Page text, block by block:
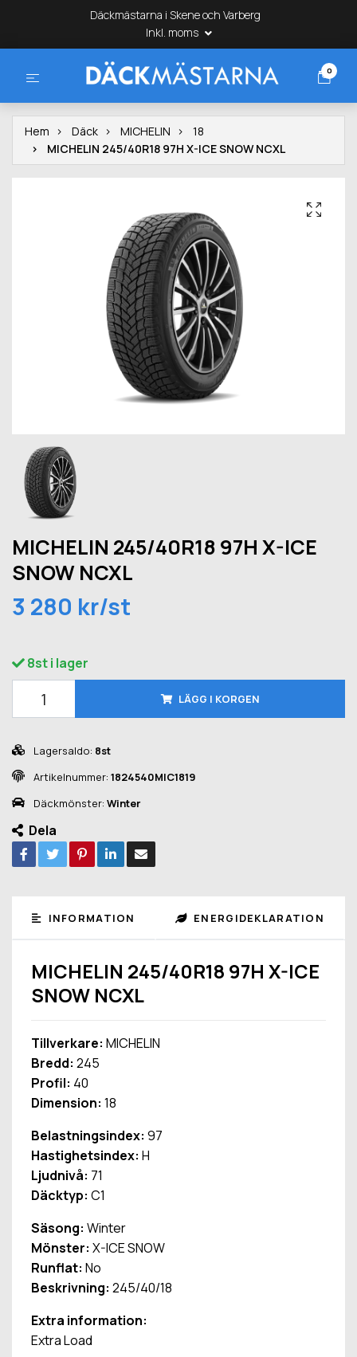
Däckmästarna i Skene och Varberg
Inkl. moms
0
Hem Däck MICHELIN
18
MICHELIN 245/40R18 97H X-ICE SNOW NCXL
MICHELIN 245/40R18 97H X-ICE
SNOW NCXL
3 280 kr/st
8st i lager
LÄGG I KORGEN
Lagersaldo: 8st
Artikelnummer: 1824540MIC1819
Däckmönster: Winter
Dela
INFORMATION ENERGIDEKLARATION
MICHELIN 245/40R18 97H X-ICE
SNOW NCXL
Tillverkare: MICHELIN
Bredd: 245
Profil: 40
Dimension: 18
Belastningsindex: 97
Hastighetsindex: H
Ljudnivå: 71
Däcktyp: C1
Säsong: Winter
Mönster: X-ICE SNOW
Runflat: No
Beskrivning: 245/40/18
Extra information:
Extra Load